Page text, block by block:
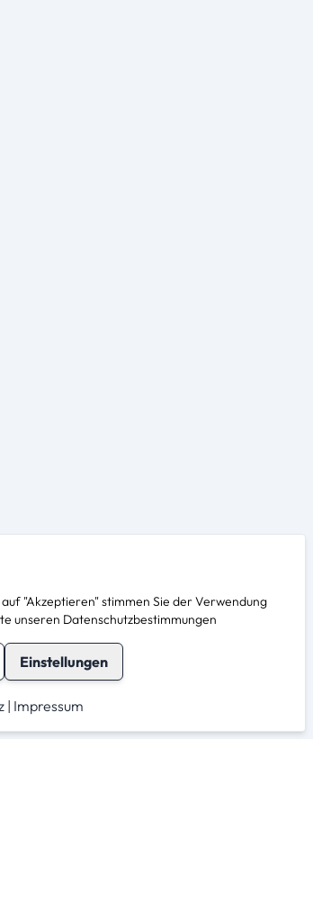
"Akzeptieren" stimmen Sie der Verwendung
unseren Datenschutzbestimmungen
Einstellungen
| Impressum